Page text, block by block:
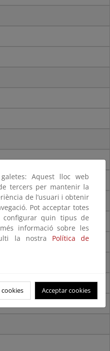
Aquest lloc web
tercers per mantenir la
de l’usuari i obtenir
Pot acceptar totes
quin tipus de
informació sobre les
la nostra Política de
Acceptar cookies